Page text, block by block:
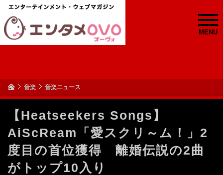
MENU
音楽 音楽ニュース
【Heatseekers Songs】
AiScReam「愛スクリ～ム！」2
度目の首位獲得 離婚伝説の2曲
がトップ10入り